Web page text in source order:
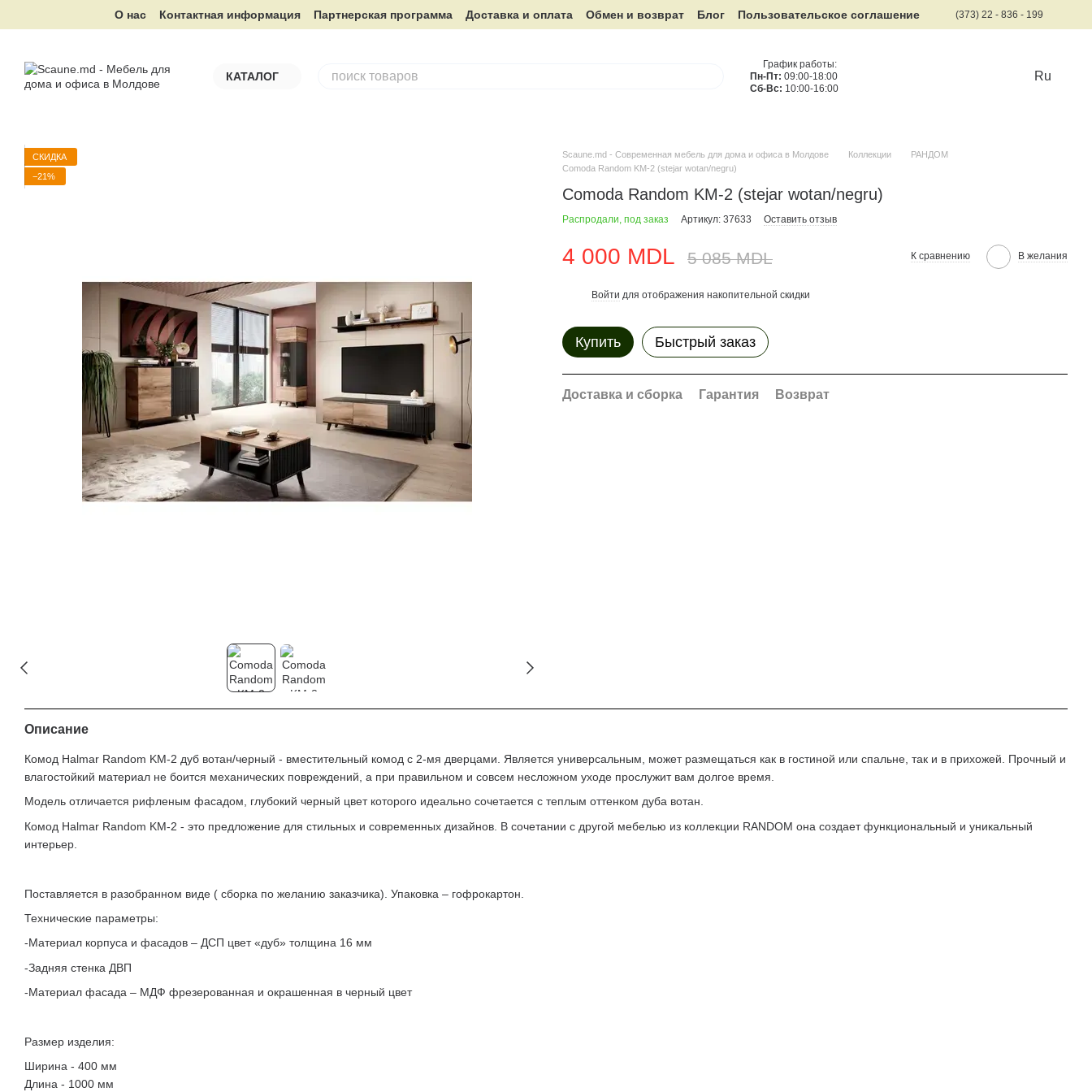
Перейти к основному контенту
О нас Контактная информация Партнерская программа Доставка и оплата Обмен и возврат Блог Пользовательское соглашение (373) 22 - 836 - 199
КАТАЛОГ
График работы:
Пн-Пт: 09:00-18:00
Сб-Вс: 10:00-16:00
Ru
СКИДКА
−21%
Scaune.md - Современная мебель для дома и офиса в Молдове Коллекции
РАНДОМ
Comoda Random KM-2 (stejar wotan/negru)
Comoda Random KM-2 (stejar wotan/negru)
Распродали, под заказ Артикул: 37633 Оставить отзыв
4 000 MDL 5 085 MDL К сравнению В желания
Войти для отображения накопительной скидки
Купить Быстрый заказ
Доставка и сборка Гарантия Возврат
Описание
Комод Halmar Random KM-2 дуб вотан/черный - вместительный комод с 2-мя дверцами. Является универсальным, может размещаться как в гостиной или спальне, так и в прихожей. Прочный и
влагостойкий материал не боится механических повреждений, а при правильном и совсем несложном уходе прослужит вам долгое время.
Модель отличается рифленым фасадом, глубокий черный цвет которого идеально сочетается с теплым оттенком дуба вотан.
Комод Halmar Random KM-2 - это предложение для стильных и современных дизайнов. В сочетании с другой мебелью из коллекции RANDOM она создает функциональный и уникальный
интерьер.
Поставляется в разобранном виде ( сборка по желанию заказчика). Упаковка – гофрокартон.
Технические параметры:
-Материал корпуса и фасадов – ДСП цвет «дуб» толщина 16 мм
-Задняя стенка ДВП
-Материал фасада – МДФ фрезерованная и окрашенная в черный цвет
Размер изделия:
Ширина - 400 мм
Длина - 1000 мм